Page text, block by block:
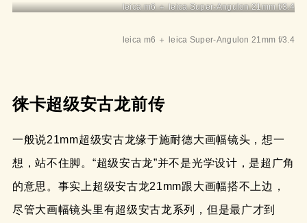
leica m6 ＋ leica Super-Angulon 21mm f/3.4
leica m6 ＋ leica Super-Angulon 21mm f/3.4
徕卡超级安古龙前传
一般说21mm超级安古龙缘于施耐德大画幅镜头，想一
想，站不住脚。“超级安古龙”并不是光学设计，是超广角
的意思。事实上超级安古龙21mm跟大画幅搭不上边，
尽管大画幅镜头里有超级安古龙系列，但是最广才到